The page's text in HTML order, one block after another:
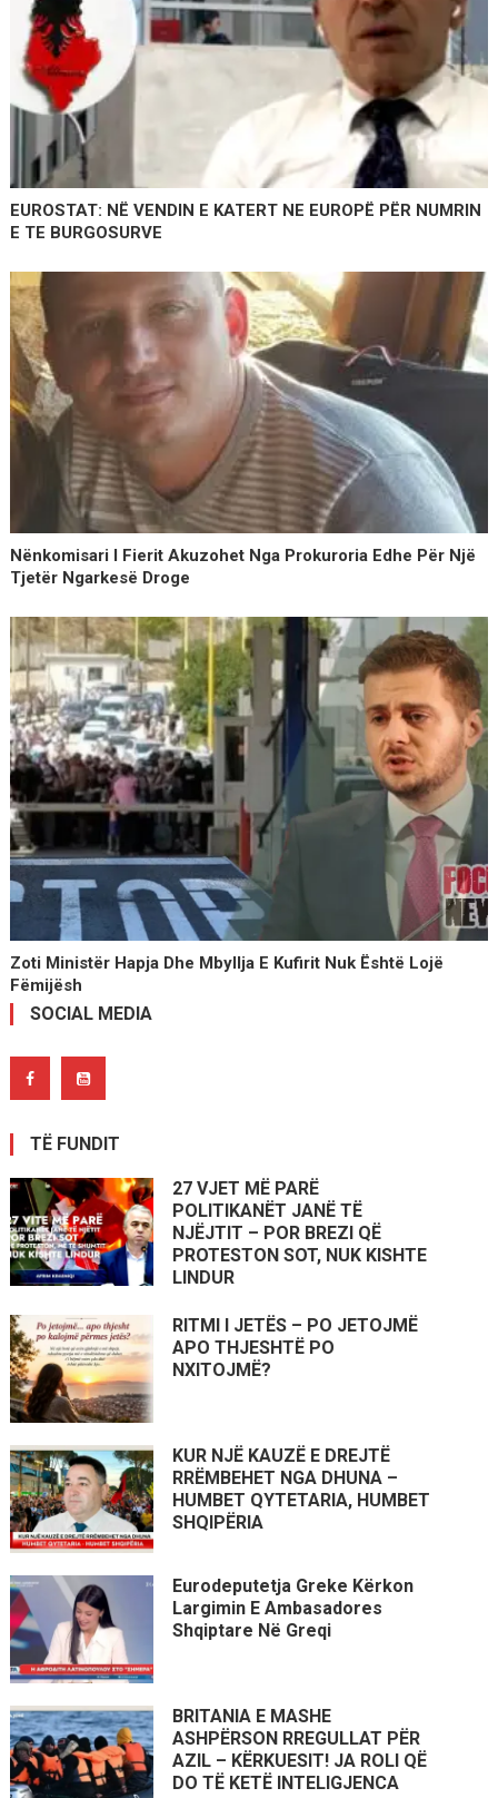
EUROSTAT: NË VENDIN E KATERT NE EUROPË PËR NUMRIN
E TE BURGOSURVE
Nënkomisari I Fierit Akuzohet Nga Prokuroria Edhe Për Një
Tjetër Ngarkesë Droge
Zoti Ministër Hapja Dhe Mbyllja E Kufirit Nuk Është Lojë
Fëmijësh
SOCIAL MEDIA
TË FUNDIT
27 VJET MË PARË
POLITIKANËT JANË TË
NJËJTIT – POR BREZI QË
PROTESTON SOT, NUK KISHTE
LINDUR
RITMI I JETËS – PO JETOJMË
APO THJESHTË PO
NXITOJMË?
KUR NJË KAUZË E DREJTË
RRËMBEHET NGA DHUNA –
HUMBET QYTETARIA, HUMBET
SHQIPËRIA
Eurodeputetja Greke Kërkon
Largimin E Ambasadores
Shqiptare Në Greqi
BRITANIA E MASHE
ASHPËRSON RREGULLAT PËR
AZIL – KËRKUESIT! JA ROLI QË
DO TË KETË INTELIGJENCA